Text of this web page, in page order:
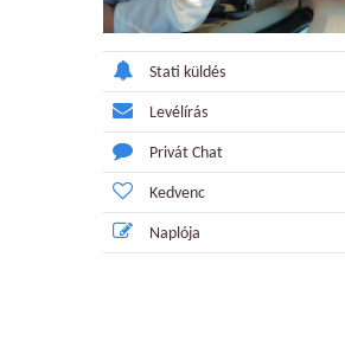
Stati küldés
Levélírás
Privát Chat
Kedvenc
Naplója